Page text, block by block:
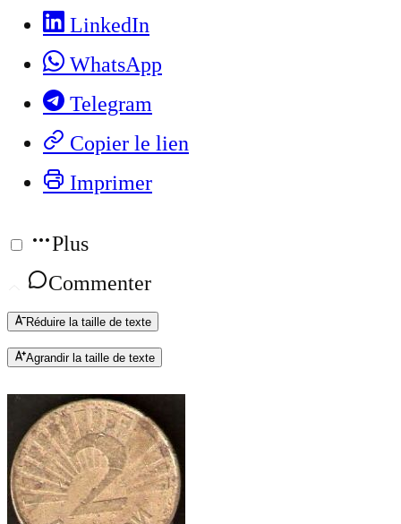
LinkedIn
WhatsApp
Telegram
Copier le lien
Imprimer
Plus
Commenter
Réduire la taille de texte
Agrandir la taille de texte